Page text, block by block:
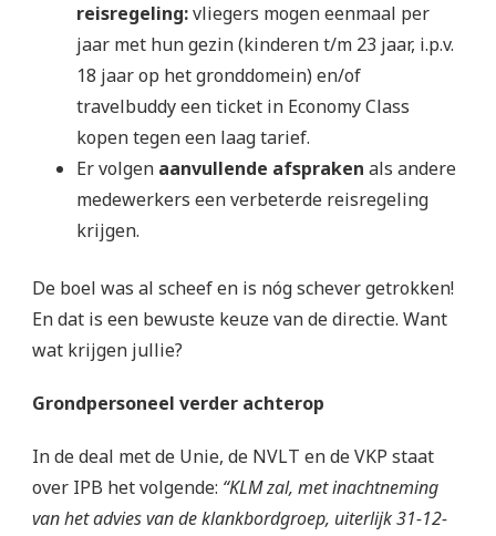
reisregeling:vliegers mogen eenmaal per
jaar met hun gezin (kinderen t/m 23 jaar, i.p.v.
18 jaar op het gronddomein) en/of
travelbuddy een ticket in Economy Class
kopen tegen een laag tarief.
Er volgen aanvullende afspraken als andere
medewerkers een verbeterde reisregeling
krijgen.
De boel was al scheef en is nóg schever getrokken!
En dat is een bewuste keuze van de directie. Want
wat krijgen jullie?
Grondpersoneel verder achterop
In de deal met de Unie, de NVLT en de VKP staat
over IPB het volgende: “KLM zal, met inachtneming
van het advies van de klankbordgroep, uiterlijk 31-12-